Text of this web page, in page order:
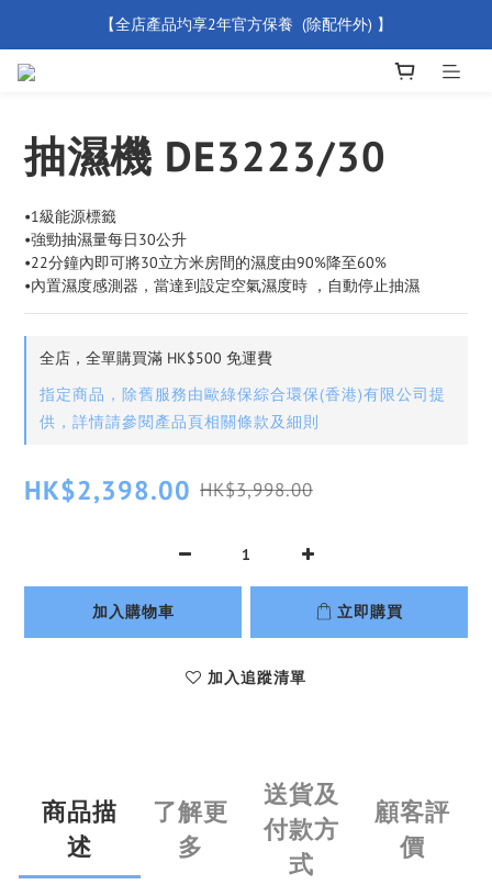
【買滿 $500 免運費】
【全店產品圴享2年官方保養  (除配件外) 】
抽濕機 DE3223/30
•1級能源標籤
•強勁抽濕量每日30公升
•22分鐘內即可將30立方米房間的濕度由90%降至60%
•內置濕度感測器，當達到設定空氣濕度時 ，自動停止抽濕
全店，全單購買滿 HK$500 免運費
指定商品，除舊服務由歐綠保綜合環保(香港)有限公司提
供，詳情請參閱產品頁相關條款及細則
HK$2,398.00 HK$3,998.00
加入購物車 立即購買
加入追蹤清單
商品描
述
了解更
多
送貨及
付款方
式
顧客評
價